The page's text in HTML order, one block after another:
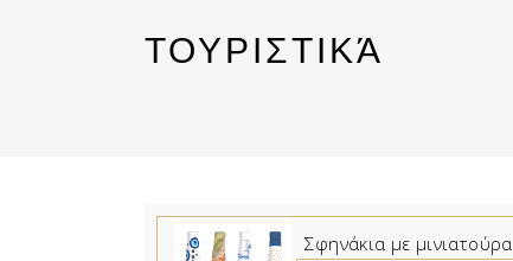
ΤΟΥΡΙΣΤΙΚΆ
Σφηνάκια με μινιατούρα